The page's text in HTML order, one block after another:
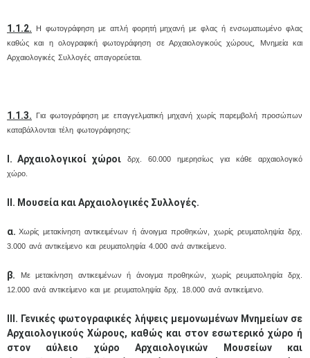
1.1.2. Η φωτογράφηση με απλή φορητή μηχανή με φλας ή ενσωματωμένο φλας
καθώς και η ολογραφική φωτογράφηση σε Αρχαιολογικούς χώρους, Μνημεία και
Αρχαιολογικές Συλλογές απαγορεύεται.
1.1.3. Για φωτογράφηση με επαγγελματική μηχανή χωρίς παρεμβολή προσώπων
καταβάλλονται τέλη φωτογράφησης:
I. Αρχαιολογικοί χώροι δρχ. 60.000 ημερησίως για κάθε αρχαιολογικό
χώρο.
ΙΙ. Μουσεία και Αρχαιολογικές Συλλογές.
α. Χωρίς μετακίνηση αντικειμένων ή άνοιγμα προθηκών, χωρίς ρευματοληψία δρχ.
3.000 ανά αντικείμενο και ρευματοληψία 4.000 ανά αντικείμενο.
β. Με μετακίνηση αντικειμένων ή άνοιγμα προθηκών, χωρίς ρευματοληψία δρχ.
12.000 ανά αντικείμενο και με ρευματοληψία δρχ. 18.000 ανά αντικείμενο.
ΙΙΙ. Γενικές φωτογραφικές λήψεις μεμονωμένων Μνημείων σε
Αρχαιολογικούς Χώρους, καθώς και στον εσωτερικό χώρο ή
στον αύλειο χώρο Αρχαιολογικών Μουσείων και